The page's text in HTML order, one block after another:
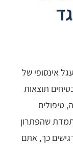
אינסופי של
תוצאות
טיפולים
שהפתרון
כך, אתם